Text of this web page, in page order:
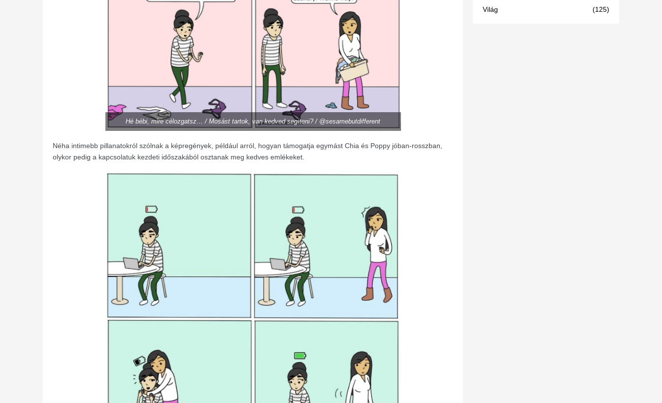
Hé bébi, mire célozgatsz… / Mosást tartok, van kedved segíteni? / @sesamebutdifferent
Néha intimebb pillanatokról szólnak a képregények, például arról, hogyan támogatja egymást Chia és Poppy jóban-rosszban,
olykor pedig a kapcsolatuk kezdeti időszakából osztanak meg kedves emlékeket.
Világ
(125)